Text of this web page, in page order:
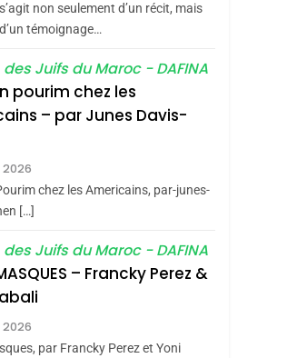
Maroc : Les Amandes
De Tafraout, Le Miel
De Tadla Azilal
Consacrés Produits
Du Terroir
DAFINA MAROC
Oeil Ravageur –
Dis Guerre»: La
Nouvelle Chanson De
Boy George
ISRAÉL JUDAISME
s’agit non seulement d’un récit, mais
d’un témoignage…
Juifs du Maroc - DAFINA
pourim chez les
– par Junes Davis-
2026
chez les Americains, par-junes-
[…]
Juifs du Maroc - DAFINA
– Francky Perez &
2026
par Francky Perez et Yoni